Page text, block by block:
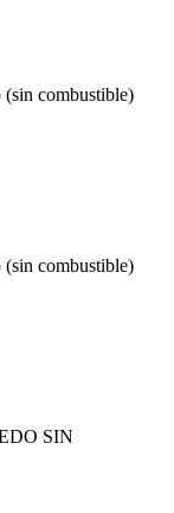
(sin combustible)
(sin combustible)
SIN